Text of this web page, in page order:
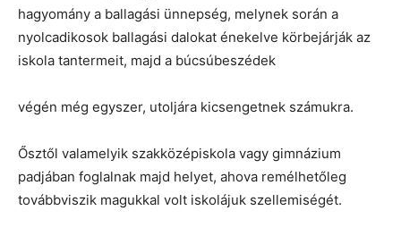
hagyomány a ballagási ünnepség, melynek során a
nyolcadikosok ballagási dalokat énekelve körbejárják az
iskola tantermeit, majd a búcsúbeszédek
végén még egyszer, utoljára kicsengetnek számukra.
Ősztől valamelyik szakközépiskola vagy gimnázium
padjában foglalnak majd helyet, ahova remélhetőleg
továbbviszik magukkal volt iskolájuk szellemiségét.